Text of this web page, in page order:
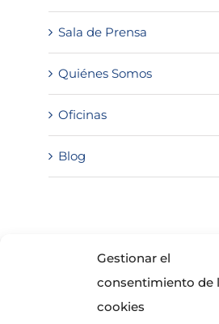
Gestionar el
consentimiento de
cookies
Sala de Prensa
Quiénes Somos
Oficinas
Blog